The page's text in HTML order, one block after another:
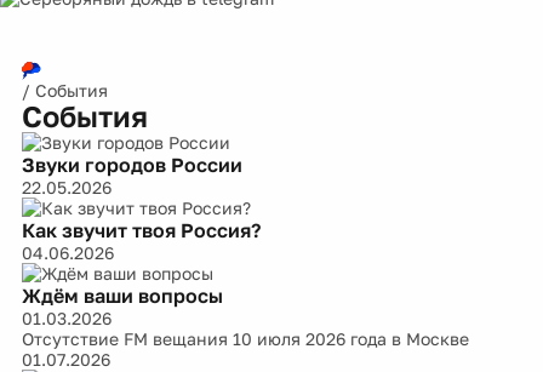
/ События
События
Звуки городов России
22.05.2026
Как звучит твоя Россия?
04.06.2026
Ждём ваши вопросы
01.03.2026
Отсутствие FM вещания 10 июля 2026 года в Москве
01.07.2026